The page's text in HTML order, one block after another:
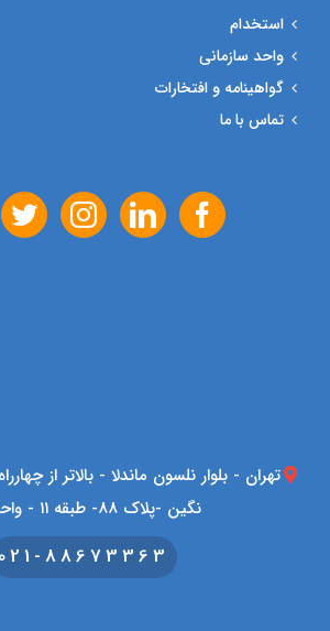
استخدام
واحد سازمانی
گواهینامه و افتخارات
تماس با ما
تهران - بلوار نلسون ماندلا - بالاتر از
نگین -پلاک 88- طبقه ۱۱ - واحد ۱۱۰۱
021-88673363